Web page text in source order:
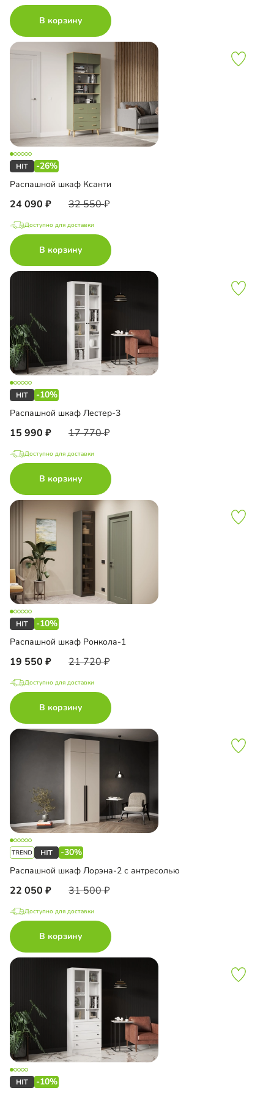
В корзину
-26%
Распашной шкаф Ксанти
24 090 32 550
Доступно для доставки
В корзину
-10%
Распашной шкаф Лестер-3
15 990 17 770
Доступно для доставки
В корзину
-10%
Распашной шкаф Ронкола-1
19 550 21 720
Доступно для доставки
В корзину
-30%
Распашной шкаф Лорэна-2 с антресолью
22 050 31 500
Доступно для доставки
В корзину
-10%